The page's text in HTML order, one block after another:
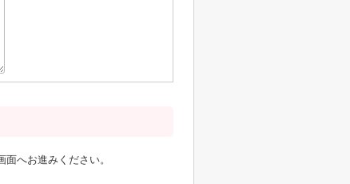
へお進みください。